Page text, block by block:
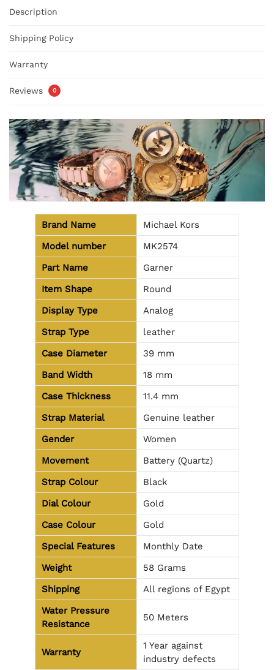
Description
Shipping Policy
Warranty
Reviews 0
Brand Name
Michael Kors
Model number
MK2574
Part Name
Garner
Item Shape
Round
Display Type
Analog
Strap Type
leather
Case Diameter
39 mm
Band Width
18 mm
Case Thickness
11.4 mm
Strap Material
Genuine leather
Gender
Women
Movement
Battery (Quartz)
Strap Colour
Black
Dial Colour
Gold
Case Colour
Gold
Special Features
Monthly Date
Weight
58 Grams
Shipping
All regions of Egypt
Water Pressure
Resistance
50 Meters
Warranty
1 Year against
industry defects